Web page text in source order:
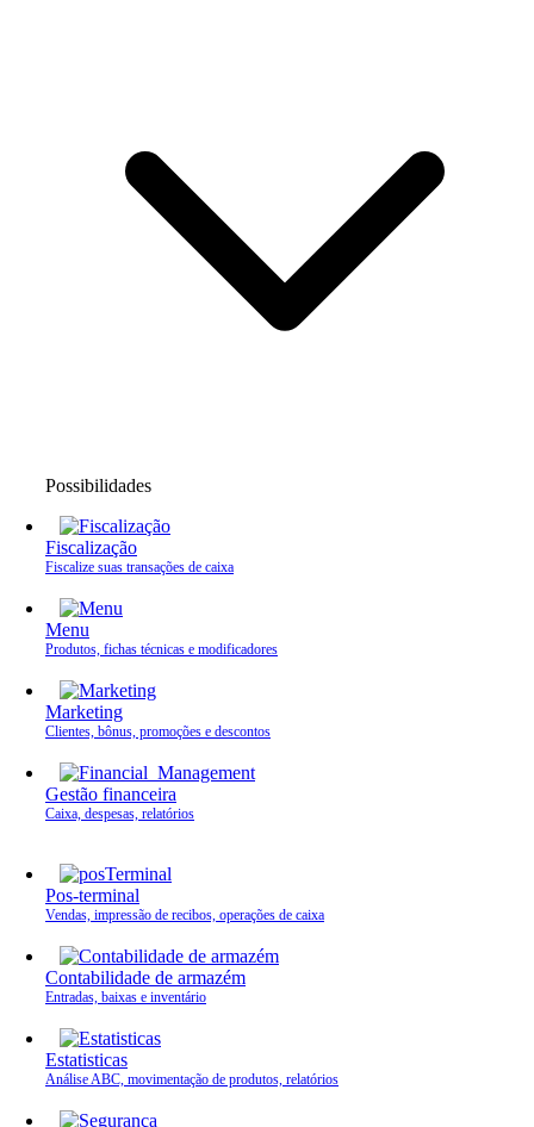
Possibilidades
Fiscalização
Fiscalize suas transações de caixa
Menu
Produtos, fichas técnicas e modificadores
Marketing
Clientes, bônus, promoções e descontos
Gestão financeira
Caixa, despesas, relatórios
Pos-terminal
Vendas, impressão de recibos, operações de caixa
Contabilidade de armazém
Entradas, baixas e inventário
Estatisticas
Análise ABC, movimentação de produtos, relatórios